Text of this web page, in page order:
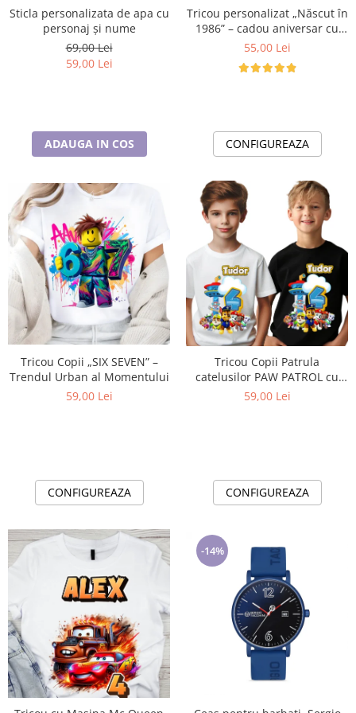
Cadouri pentru Doctori
Cadouri pentru Sfânta Maria
Sticla personalizata de apa cu
personaj și nume
69,00 Lei
59,00 Lei
ADAUGA IN COS
Tricou personalizat „Născut în
1986” – cadou aniversar cu
mesaj amuzant
55,00 Lei
CONFIGUREAZA
Tricou Copii „SIX SEVEN” –
Trendul Urban al Momentului
59,00 Lei
CONFIGUREAZA
Tricou Copii Patrula
catelusilor PAW PATROL cu
Cifră Aniversară | Cadou
59,00 Lei
CONFIGUREAZA
-14%